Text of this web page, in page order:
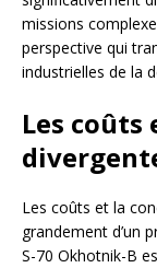
missions
perspective qui
industrielles de la
Les coûts
Les coûts et la
grandement d’un
S-70 Okhotnik-B